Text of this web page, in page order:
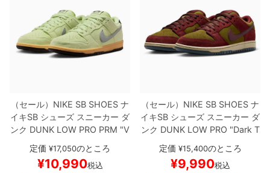
（セール） NIKE SB SHOES ナ
イキSB シューズ スニーカー ダ
ンク DUNK LOW PRO PRM "V
erdugo Mountain"
スケートボード スケボー
【キャンセル/返品/交換不可商
定価 ¥17,050のところ
¥10,990税込
（セール） NIKE SB SHOES ナ
イキSB シューズ スニーカー ダ
ンク DUNK LOW PRO "Dark T
eam Red"
ートボード スケボー【キャン
セル/返品/交換不可商品】
定価 ¥15,400のところ
¥9,990税込